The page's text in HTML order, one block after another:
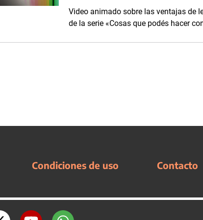
Video animado sobre las ventajas de
de la serie «Cosas que podés hacer
Condiciones de uso Contacto